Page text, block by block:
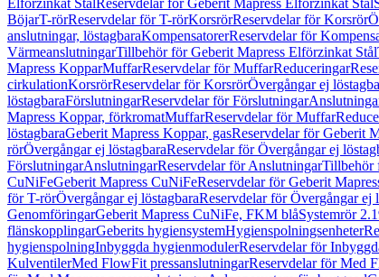
Elförzinkat StålReservdelar för Geberit Mapress Elförzinkat Stål
BöjarT-rörReservdelar för T-rörKorsrörReservdelar för Korsrör
anslutningar, löstagbaraKompensatorerReservdelar för
VärmeanslutningarTillbehör för Geberit Mapress Elförzinkat Stål
Mapress KopparMuffarReservdelar för MuffarReduceringar
cirkulationKorsrörReservdelar för KorsrörÖvergångar ej
löstagbaraFörslutningarReservdelar för Förslutningar
Mapress Koppar, förkromatMuffarReservdelar för Muffar
löstagbaraGeberit Mapress Koppar, gasReservdelar för Geberit
rörÖvergångar ej löstagbaraReservdelar för Övergångar ej
FörslutningarAnslutningarReservdelar för AnslutningarTillbehör
CuNiFeGeberit Mapress CuNiFeReservdelar för Geberit
för T-rörÖvergångar ej löstagbaraReservdelar för Övergångar ej
GenomföringarGeberit Mapress CuNiFe, FKM blåSystemrör
flänskopplingarGeberits hygiensystemHygienspolningsenheter
hygienspolningInbyggda hygienmodulerReservdelar för
KulventilerMed FlowFit pressanslutningarReservdelar för Med